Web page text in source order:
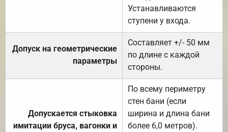
Устанавливаются
ступени у входа.
Допуск на геометрические
параметры
Составляет +/- 50 мм
по длине с каждой
стороны.
Допускается стыковка
имитации бруса, вагонки и
По всему периметру
стен бани (если
ширина и длина бани
более 6,0 метров).